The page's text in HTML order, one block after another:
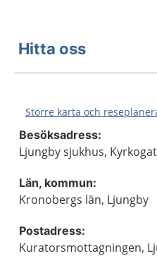
Hitta oss
Större karta och
Besöksadress:
Ljungby sjukhus,
Län, kommun:
Kronobergs län, Ljungby
Postadress:
Kuratorsmottagningen,